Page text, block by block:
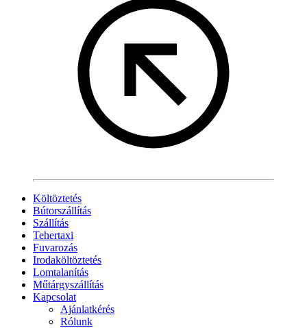
Költöztetés
Bútorszállítás
Szállítás
Tehertaxi
Fuvarozás
Irodaköltöztetés
Lomtalanítás
Műtárgyszállítás
Kapcsolat
Ajánlatkérés
Rólunk